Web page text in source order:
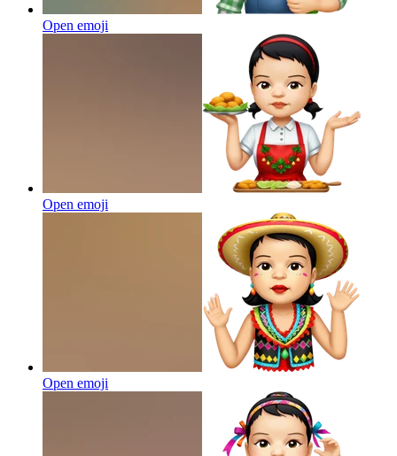
Open emoji
Open emoji
Open emoji